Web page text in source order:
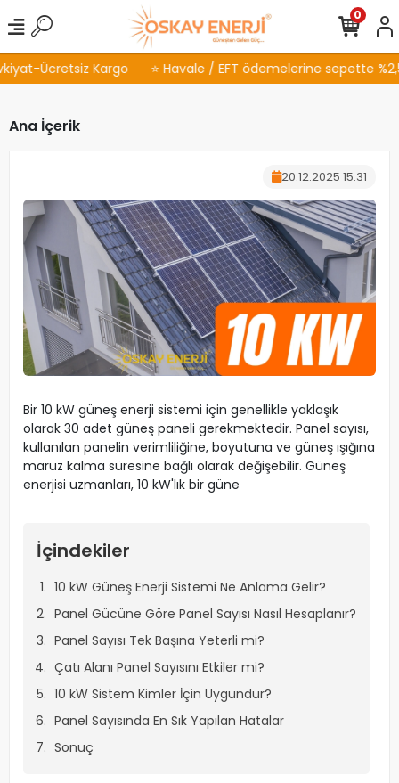
Ücretsiz Kargo ⭐ Havale / EFT ödemelerine sepette
0
Ana İçerik
20.12.2025 15:31
Bir 10 kW güneş enerji sistemi için genellikle yaklaşık
olarak 30 adet güneş paneli gerekmektedir. Panel sayısı,
kullanılan panelin verimliliğine, boyutuna ve güneş ışığına
maruz kalma süresine bağlı olarak değişebilir. Güneş
enerjisi uzmanları, 10 kW'lık bir güne
İçindekiler
10 kW Güneş Enerji Sistemi Ne Anlama Gelir?
Panel Gücüne Göre Panel Sayısı Nasıl Hesaplanır?
Panel Sayısı Tek Başına Yeterli mi?
Çatı Alanı Panel Sayısını Etkiler mi?
10 kW Sistem Kimler İçin Uygundur?
Panel Sayısında En Sık Yapılan Hatalar
Sonuç